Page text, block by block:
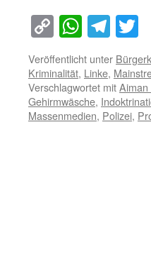
Copy
Link
Veröffentlicht unter
Kriminalität, Linke,
Verschlagwortet mitAiman
Gehirmwäsche,
Massenmedien, Polizei,